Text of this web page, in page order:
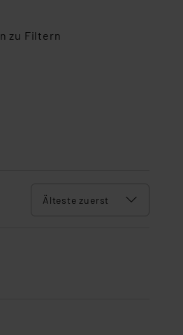
zu Filtern